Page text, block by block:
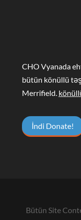
CHO Vyanada
bütün könüllü
Merrifield.
İndi Donate!
Bütün Site